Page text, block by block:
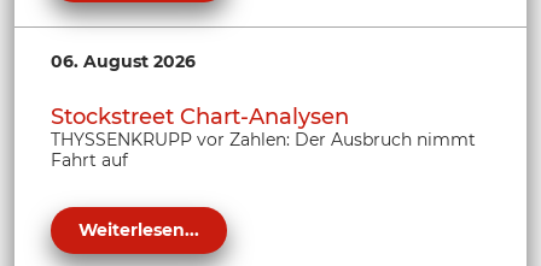
06. August 2026
Stockstreet Chart-Analysen
THYSSENKRUPP vor Zahlen: Der Ausbruch nimmt
Fahrt auf
Weiterlesen...